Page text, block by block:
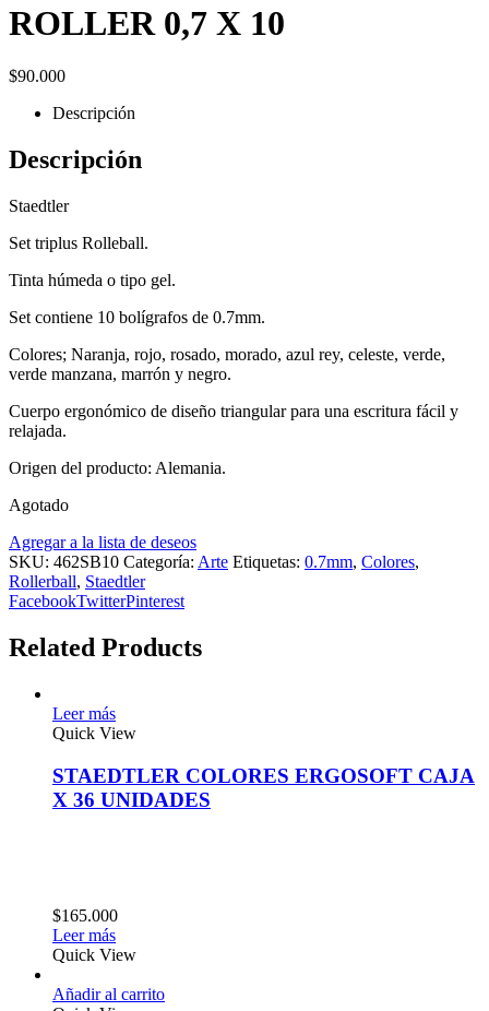
ROLLER 0,7 X 10
$90.000
Descripción
Descripción
Staedtler
Set triplus Rolleball.
Tinta húmeda o tipo gel.
Set contiene 10 bolígrafos de 0.7mm.
Colores; Naranja, rojo, rosado, morado, azul rey, celeste, verde,
verde manzana, marrón y negro.
Cuerpo ergonómico de diseño triangular para una escritura fácil y
relajada.
Origen del producto: Alemania.
Agotado
Agregar a la lista de deseos
SKU: 462SB10 Categoría: Arte Etiquetas: 0.7mm, Colores,
Rollerball, Staedtler
FacebookTwitterPinterest
Related Products
Leer más
Quick View
STAEDTLER COLORES ERGOSOFT CAJA
X 36 UNIDADES
$165.000
Leer más
Quick View
Añadir al carrito